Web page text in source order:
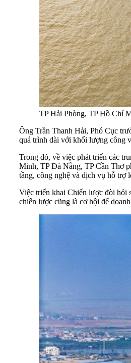
TP Hải Phòng, TP Hồ Chí
Ông Trần Thanh Hải, Phó Cục
quá trình dài với khối lượng công
Trong đó, về việc phát triển các
Minh, TP Đà Nẵng, TP Cần Thơ
tầng, công nghệ và dịch vụ hỗ trợ
Việc triển khai Chiến lược đòi hỏi
chiến lược cũng là cơ hội để